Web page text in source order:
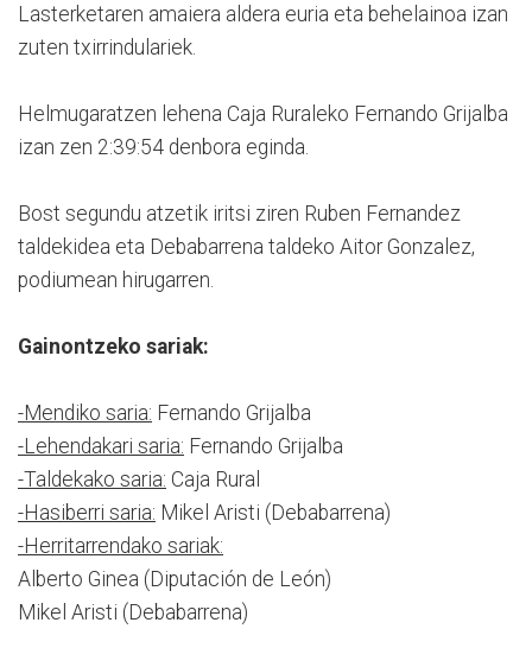
Lasterketaren amaiera aldera euria eta behelainoa izan
zuten txirrindulariek.
Helmugaratzen lehena Caja Ruraleko Fernando Grijalba
izan zen 2:39:54 denbora eginda.
Bost segundu atzetik iritsi ziren Ruben Fernandez
taldekidea eta Debabarrena taldeko Aitor Gonzalez,
podiumean hirugarren.
Gainontzeko sariak:
-Mendiko saria: Fernando Grijalba
-Lehendakari saria: Fernando Grijalba
-Taldekako saria: Caja Rural
-Hasiberri saria: Mikel Aristi (Debabarrena)
-Herritarrendako sariak:
Alberto Ginea (Diputación de León)
Mikel Aristi (Debabarrena)